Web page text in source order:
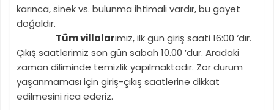
karınca, sinek vs. bulunma ihtimali vardır, bu gayet
doğaldır.
Tüm villalarımız, ilk gün giriş saati 16:00 ‘dır.
Çıkış saatlerimiz son gün sabah 10.00 ’dur. Aradaki
zaman diliminde temizlik yapılmaktadır. Zor durum
yaşanmaması için giriş-çıkış saatlerine dikkat
edilmesini rica ederiz.